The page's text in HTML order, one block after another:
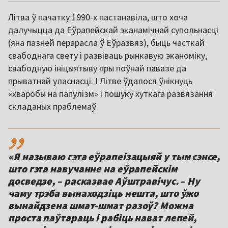
Літва ў пачатку 1990-х пастанавіла, што хоча
далучыцца да Еўрапейскай эканамічнай супольнасці
(яна пазней перарасла ў Еўразвяз), быць часткай
свабоднага свету і развіваць рынкавую эканоміку,
свабодную ініцыятыву пры поўнай павазе да
прыватнай уласнасці. І Літве ўдалося ўнікнуць
«хваробы на папулізм» і пошуку хуткага развязання
складаных праблемаў.
,,
«Я называю гэта еўрапеізацыяй у тым сэнсе,
што гэта навучанне на еўрапейскім
досведзе, – расказвае Аўштравічус. – Ну
чаму трэба вынаходзіць нешта, што ўжо
вынайдзена шмат-шмат разоў? Можна
проста паўтараць і рабіць нават лепей,